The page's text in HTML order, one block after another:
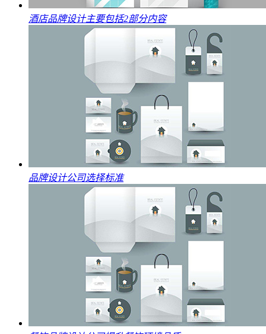
酒店品牌设计主要包括2部分内容
品牌设计公司选择标准